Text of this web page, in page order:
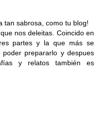
tan sabrosa, como tu blog!
nos deleitas. Coincido en
partes y la que más se
prepararlo y despues
y relatos también es